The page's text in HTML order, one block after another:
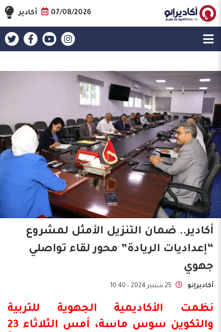
07/08/2026 أكادير
أكادير.. ضمان التنزيل الأمثل لمشروع
“إعداديات الريادة” محور لقاء تواصلي
جهوي
أكاديرإنو 25 شتنبر 2024 - 10:40
نظمت الأكاديمية الجهوية للتربية
والتكوين سوس ماسة، أمس الثلاثاء 23